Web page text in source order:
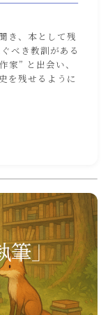
き、本として残
べき教訓がある
家” と出会い、
を残せるように